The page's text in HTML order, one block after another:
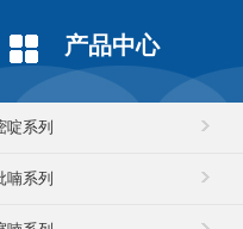
产品中心
啶系列
喃系列